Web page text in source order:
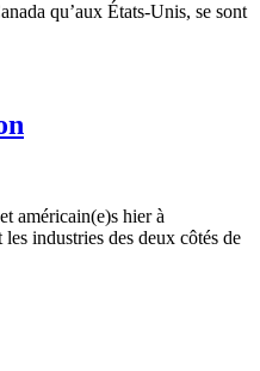
qu’aux États-Unis, se sont
américain(e)s hier à
industries des deux côtés de